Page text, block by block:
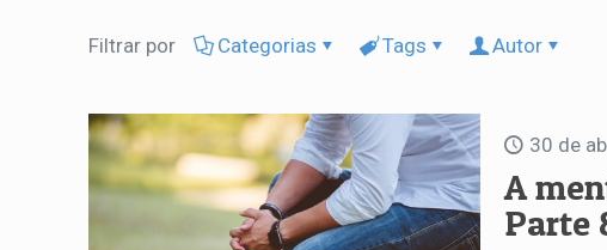
Filtrar por Categorias Tags Autor
30 de
A
Parte